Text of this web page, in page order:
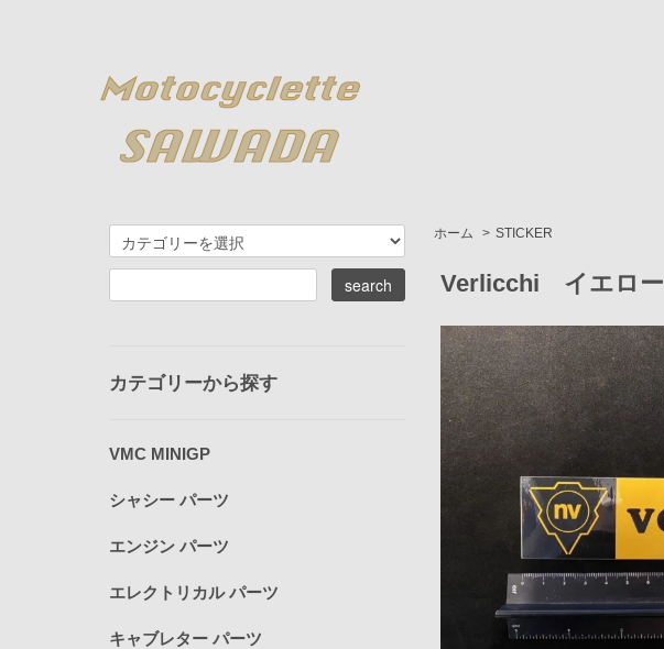
ホーム > STICKER
Verlicchi イエロー
カテゴリーから探す
VMC MINIGP
シャシー パーツ
エンジン パーツ
エレクトリカル パーツ
キャブレター パーツ